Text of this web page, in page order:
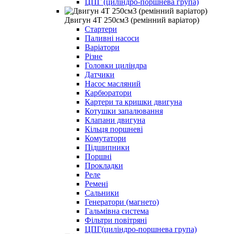
Двигун 4Т 250см3 (ремінний варіатор)
Стартери
Паливні насоси
Варіатори
Різне
Головки циліндра
Датчики
Насос масляний
Карбюратори
Картери та кришки двигуна
Котушки запалювання
Клапани двигуна
Кільця поршневі
Комутатори
Підшипники
Поршні
Прокладки
Реле
Ремені
Сальники
Генератори (магнето)
Гальмівна система
Фільтри повітряні
ЦПГ(циліндро-поршнева група)